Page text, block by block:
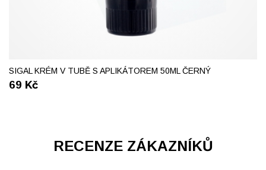
SIGAL KRÉM V TUBĚ S APLIKÁTOREM 50ML ČERNÝ
69 Kč
RECENZE ZÁKAZNÍKŮ